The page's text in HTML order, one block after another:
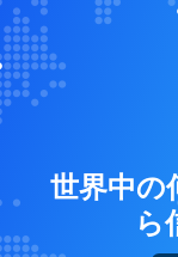
世界中の
ら